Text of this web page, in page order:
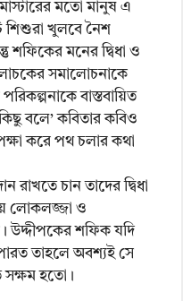
মতো মানুষ এ
শিশুরা খুলবে নৈশ
শফিকের মনের দ্বিধা ও
সমালোচনাকে
বাস্তবায়িত
বলে’ কবিতার কবিও
করে পথ চলার কথা
রাখতে চান তাদের দ্বিধা
লোকলজ্জা ও
উদ্দীপকের শফিক যদি
তাহলে অবশ্যই সে
সক্ষম হতো।